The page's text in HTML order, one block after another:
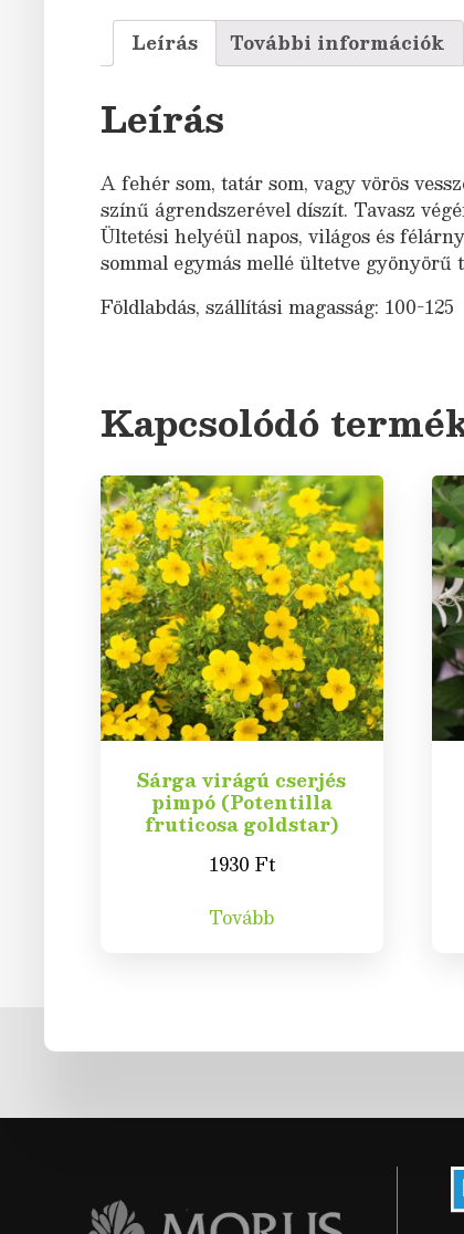
Leírás További információk
Leírás
A fehér som, tatár som, vagy vörös
színű ágrendszerével díszít. Tavasz
Ültetési helyéül napos, világos és
sommal egymás mellé ültetve gyönyörű
Földlabdás, szállítási magasság: 100-125
Kapcsolódó
Sárga virágú cserjés
pimpó (Potentilla
fruticosa goldstar)
1930 Ft
Tovább